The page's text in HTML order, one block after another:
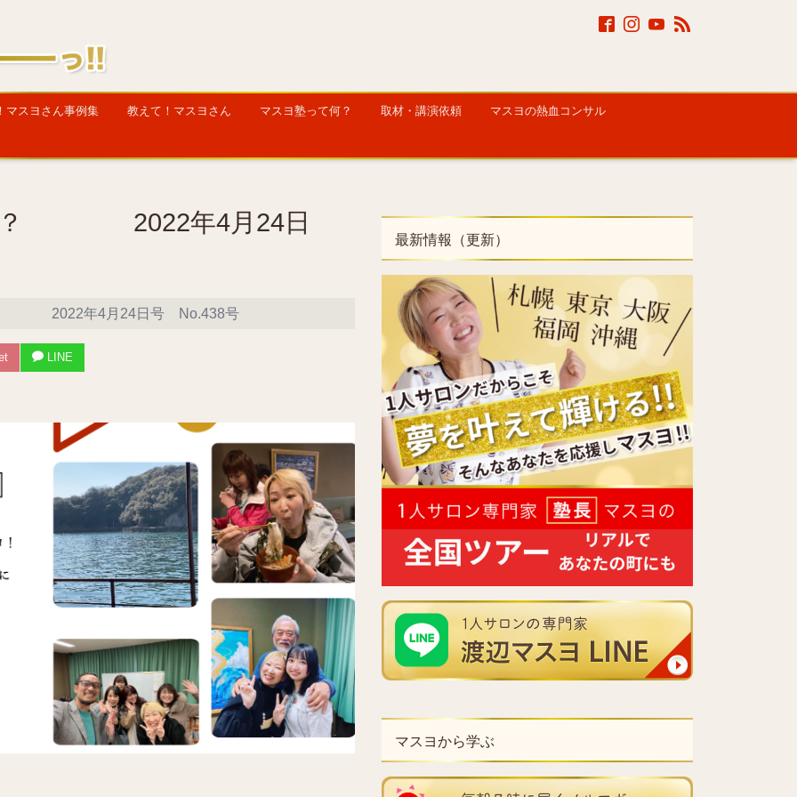
マスヨさん事例集 教えて！マスヨさん マスヨ塾って何？ 取材・講演依頼 マスヨの熱血コンサル
は？ 2022年4月24日
？ 2022年4月24日号 No.438号
LINE
最新情報（更新）
マスヨから学ぶ